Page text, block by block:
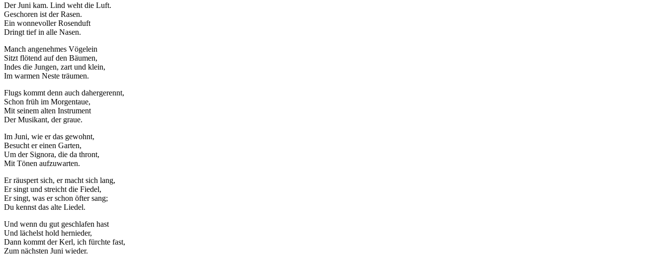
Der Juni kam. Lind weht die Luft.
Geschoren ist der Rasen.
Ein wonnevoller Rosenduft
Dringt tief in alle Nasen.
Manch angenehmes Vögelein
Sitzt flötend auf den Bäumen,
Indes die Jungen, zart und klein,
Im warmen Neste träumen.
Flugs kommt denn auch dahergerennt,
Schon früh im Morgentaue,
Mit seinem alten Instrument
Der Musikant, der graue.
Im Juni, wie er das gewohnt,
Besucht er einen Garten,
Um der Signora, die da thront,
Mit Tönen aufzuwarten.
Er räuspert sich, er macht sich lang,
Er singt und streicht die Fiedel,
Er singt, was er schon öfter sang;
Du kennst das alte Liedel.
Und wenn du gut geschlafen hast
Und lächelst hold hernieder,
Dann kommt der Kerl, ich fürchte fast,
Zum nächsten Juni wieder.